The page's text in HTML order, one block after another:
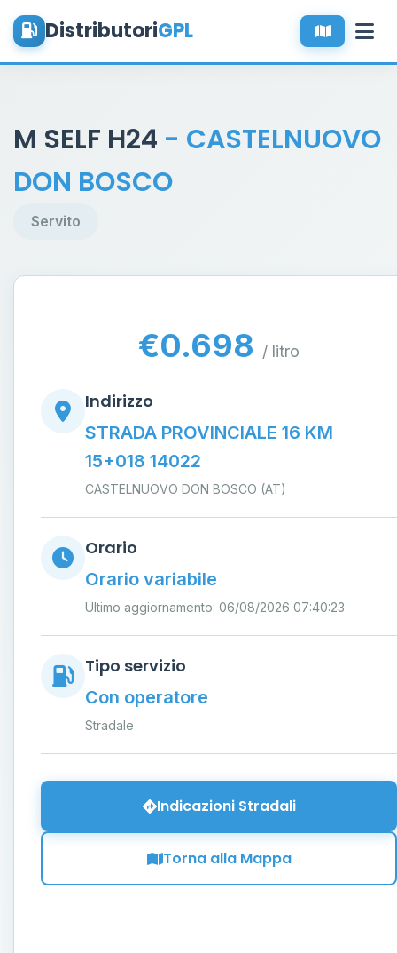
DistributoriGPL
M SELF H24 - CASTELNUOVO
DON BOSCO
Servito
€0.698 / litro
Indirizzo
STRADA PROVINCIALE 16 KM
15+018 14022
CASTELNUOVO DON BOSCO (AT)
Orario
Orario variabile
Ultimo aggiornamento: 06/08/2026 07:40:23
Tipo servizio
Con operatore
Stradale
Indicazioni Stradali
Torna alla Mappa